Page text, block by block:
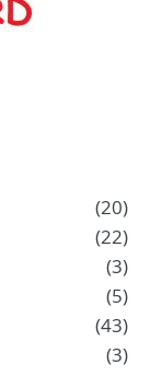
(20)
(22)
(3)
(5)
(43)
(3)